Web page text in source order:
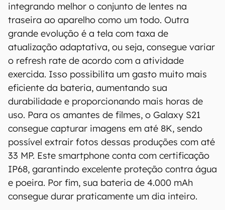
integrando melhor o conjunto de lentes na
traseira ao aparelho como um todo. Outra
grande evolução é a tela com taxa de
atualização adaptativa, ou seja, consegue variar
o refresh rate de acordo com a atividade
exercida. Isso possibilita um gasto muito mais
eficiente da bateria, aumentando sua
durabilidade e proporcionando mais horas de
uso. Para os amantes de filmes, o Galaxy S21
consegue capturar imagens em até 8K, sendo
possível extrair fotos dessas produções com até
33 MP. Este smartphone conta com certificação
IP68, garantindo excelente proteção contra água
e poeira. Por fim, sua bateria de 4.000 mAh
consegue durar praticamente um dia inteiro.
O Canaltech mantém esforço constante para
encontrar e manter atualizadas as
informações presentes em nossas fichas
técnicas, porém tenha em mente que
especificações e recursos podem variar entre
regiões e países. Portanto, recomendamos
que você visite o site oficial do fabricante ou
operadora que comercializa o produto para
confirmar suas características detalhadas e
Aviso legal: O Canaltech não se responsabiliza
por quaisquer erros ou omissões, ou mesmo
os resultados obtidos com o uso dessas
informações. As informações são fornecidas
"como estão", sem qualquer garantia de
precisão, detalhes, variações ou em relação